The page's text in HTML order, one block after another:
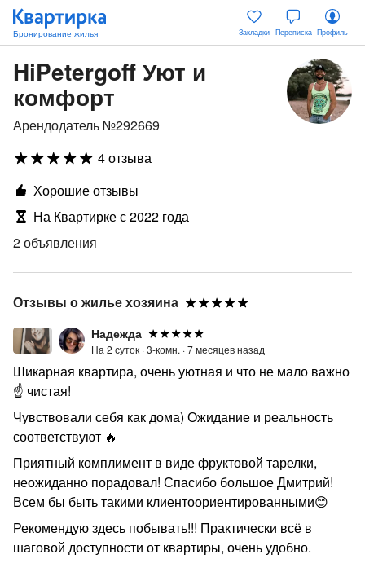
Закладки Переписка Профиль
HiPetergoff Уют и
комфорт
Арендодатель №292669
4 отзыва
Хорошие отзывы
На Квартирке с 2022 года
2 объявления
Отзывы о жилье хозяина
Надежда
На 2 суток ·3-комн. ·7 месяцев назад
Шикарная квартира, очень уютная и что не мало важно
☝️ чистая!
Чувствовали себя как дома) Ожидание и реальность
соответствуют 🔥
Приятный комплимент в виде фруктовой тарелки,
неожиданно порадовал! Спасибо большое Дмитрий!
Всем бы быть такими клиентоориентированными😊
Рекомендую здесь побывать!!! Практически всё в
шаговой доступности от квартиры, очень удобно.